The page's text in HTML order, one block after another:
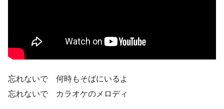
忘れないで 何時もそばにいるよ
忘れないで カラオケのメロディ